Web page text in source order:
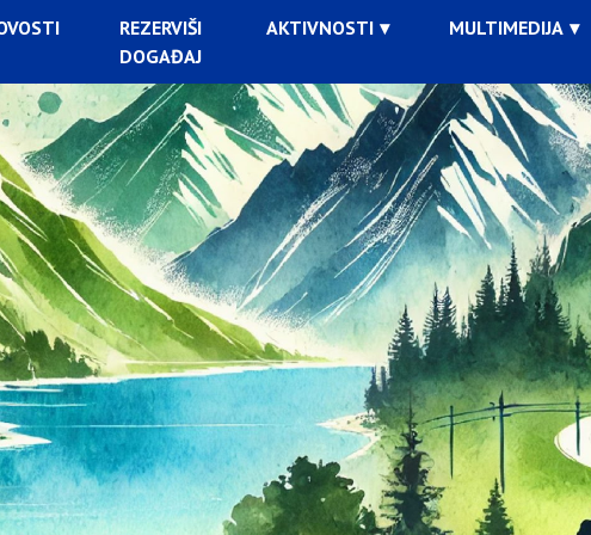
REZERVIŠI
DOGAĐAJ
AKTIVNOSTI MULTIMEDIJA